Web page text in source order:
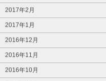
2017年2月
2017年1月
2016年12月
2016年11月
2016年10月